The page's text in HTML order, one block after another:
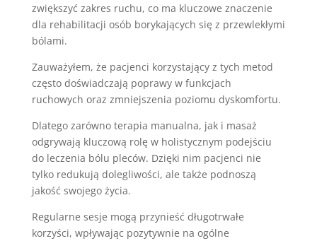
zwiększyć zakres ruchu, co ma kluczowe znaczenie
dla rehabilitacji osób borykających się z przewlekłymi
bólami.
Zauważyłem, że pacjenci korzystający z tych metod
często doświadczają poprawy w funkcjach
ruchowych oraz zmniejszenia poziomu dyskomfortu.
Dlatego zarówno terapia manualna, jak i masaż
odgrywają kluczową rolę w holistycznym podejściu
do leczenia bólu pleców. Dzięki nim pacjenci nie
tylko redukują dolegliwości, ale także podnoszą
jakość swojego życia.
Regularne sesje mogą przynieść długotrwałe
korzyści, wpływając pozytywnie na ogólne